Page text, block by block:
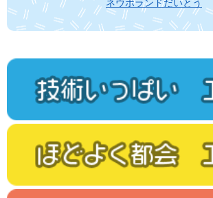
ネウボランドだいとう